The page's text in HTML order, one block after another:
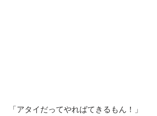
「アタイだってやればてきるもん！」